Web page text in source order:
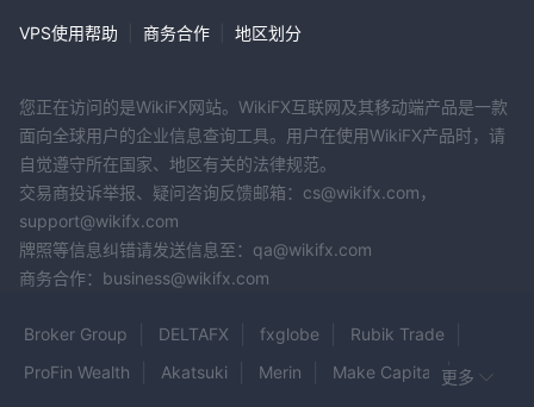
VPS使用帮助 商务合作 地区划分
您正在访问的是WikiFX网站。WikiFX互联网及其移动端产品是一款
面向全球用户的企业信息查询工具。用户在使用WikiFX产品时，请
自觉遵守所在国家、地区有关的法律规范。
交易商投诉举报、疑问咨询反馈邮箱：cs@wikifx.com，
support@wikifx.com
牌照等信息纠错请发送信息至：qa@wikifx.com
商务合作：business@wikifx.com
Broker Group DELTAFX fxglobe
Rubik Trade
ProFin Wealth
Akatsuki Merin
Make Capital
更多